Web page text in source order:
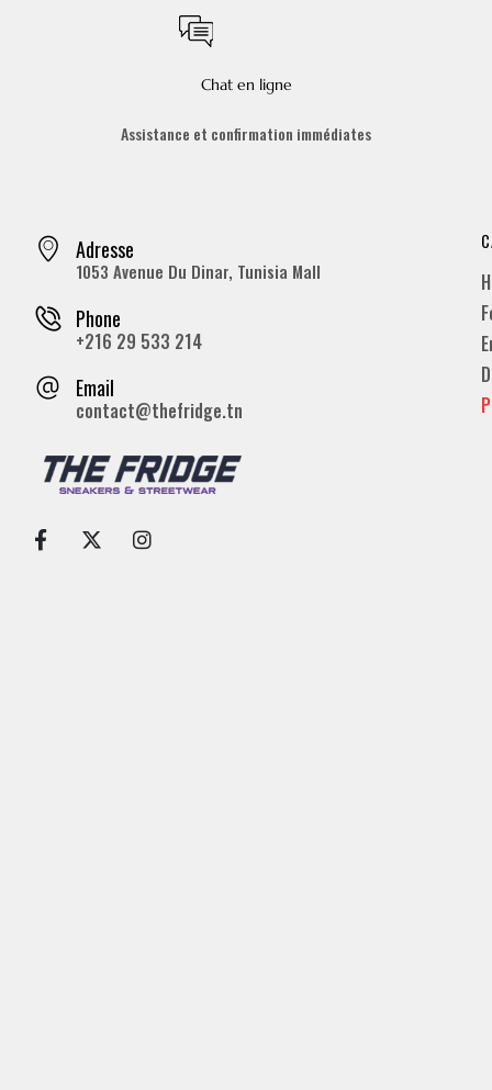
Chat en ligne
Assistance et confirmation immédiates
Adresse
1053 Avenue Du Dinar, Tunisia Mall
Phone
+216 29 533 214
Email
contact@thefridge.tn